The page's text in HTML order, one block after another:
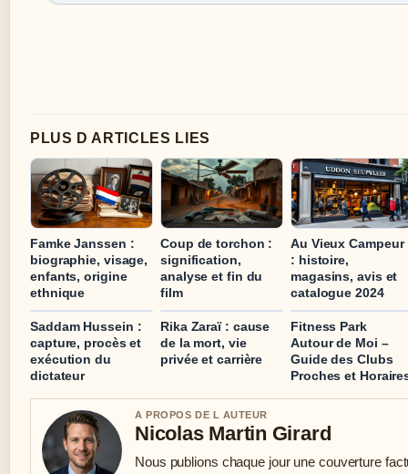
PLUS D ARTICLES LIES
Famke Janssen :
biographie, visage,
enfants, origine
ethnique
Coup de torchon :
signification,
analyse et fin du
film
Au Vieux Campeur
: histoire,
magasins, avis et
catalogue 2024
Saddam Hussein :
capture, procès et
exécution du
dictateur
Rika Zaraï : cause
de la mort, vie
privée et carrière
Fitness Park
Autour de Moi –
Guide des Clubs
Proches et
A PROPOS DE L AUTEUR
Nicolas Martin Girard
Nous publions chaque jour une couverture